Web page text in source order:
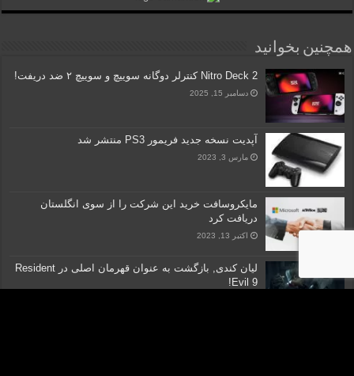
همچنین بخوانید
Nitro Deck 2 کنترلر دوگانه سوییچ و سوییچ ۲ ضد دریفت!
دسامبر 15, 2025
آپدیت نسخه‌ جدید فریمور PS3 منتشر شد
مارس 3, 2023
مایکروسافت خرید این شرکت را از سوی انگلستان
دریافت کرد
اکتبر 13, 2023
لیان کندی, بازگشت به عنوان قهرمان اصلی در Resident
Evil 9!